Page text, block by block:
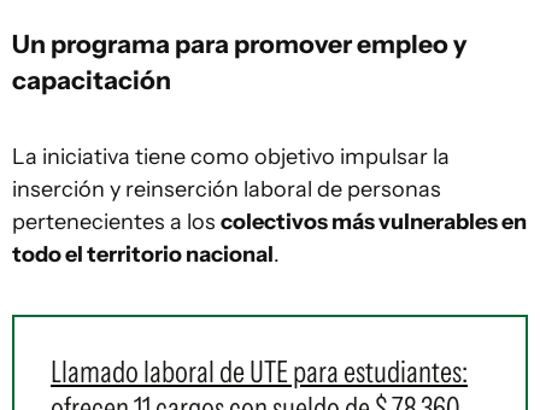
Un programa para promover empleo y
capacitación
La iniciativa tiene como objetivo impulsar la
inserción y reinserción laboral de personas
pertenecientes a los colectivos más vulnerables en
todo el territorio nacional.
Llamado laboral de UTE para estudiantes: